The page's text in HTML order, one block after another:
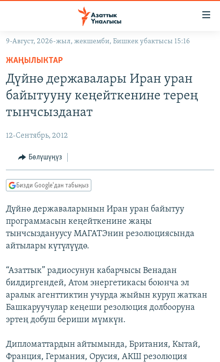
Навигацияга
өтүңүз
Издөөгө
салыңызКЫРГЫЗСТАН
МАДАНИЯТ
ДҮЙНӨ
УКРАИНА
ТВ ПРОГРАММАЛАР
БҮГҮН АЗАТТЫКТА
ДАНИСТЕ
АЗАТТЫК+
ЫҢГАЙСЫЗ СУРООЛОР
ПОДКАСТ
ОНЛАЙН ШЕРИНЕ
ЭЕ/АРнун бардык сайттары
9-Август, 2026-жыл, жекшемби, Бишкек убактысы 15:16
ЖАҢЫЛЫКТАР
Дүйнө державалары Иран уран
байытууну кеңейткенине терең
тынчсызданат
12-Сентябрь, 2012
Бөлүшүңүз
Бизди Google'дан табыңыз
Дүйнө державаларынын Иран уран байытуу
программасын кеңейткенине жаңы
тынчсыздануусу МАГАТЭнин резолюциясында
айтылары күтүлүүдө.
“Азаттык” радиосунун кабарчысы Венадан
билдиргендей, Атом энергетикасы боюнча эл
аралык агенттиктин учурда жыйын куруп жаткан
Башкаруучулар кеңеши резолюция долбооруна
эртең добуш бериши мүмкүн.
Дипломаттардын айтымында, Британия, Кытай,
Франция, Германия, Орусия, АКШ резолюция